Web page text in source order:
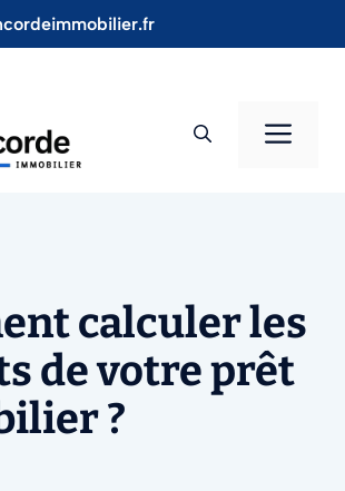
calculer les
de votre prêt
?